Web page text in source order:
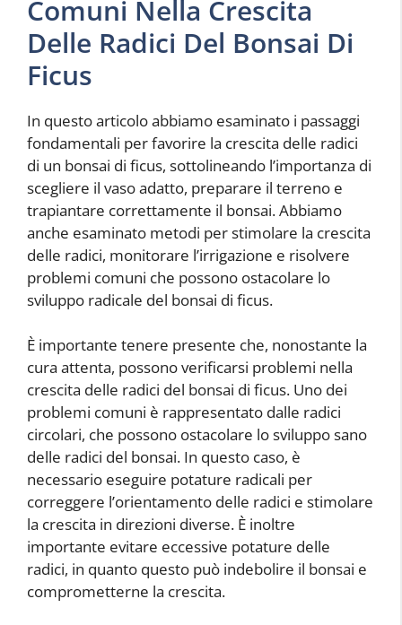
Comuni Nella Crescita
Delle Radici Del Bonsai Di
Ficus
In questo articolo abbiamo esaminato i passaggi
fondamentali per favorire la crescita delle radici
di un bonsai di ficus, sottolineando l’importanza di
scegliere il vaso adatto, preparare il terreno e
trapiantare correttamente il bonsai. Abbiamo
anche esaminato metodi per stimolare la crescita
delle radici, monitorare l’irrigazione e risolvere
problemi comuni che possono ostacolare lo
sviluppo radicale del bonsai di ficus.
È importante tenere presente che, nonostante la
cura attenta, possono verificarsi problemi nella
crescita delle radici del bonsai di ficus. Uno dei
problemi comuni è rappresentato dalle radici
circolari, che possono ostacolare lo sviluppo sano
delle radici del bonsai. In questo caso, è
necessario eseguire potature radicali per
correggere l’orientamento delle radici e stimolare
la crescita in direzioni diverse. È inoltre
importante evitare eccessive potature delle
radici, in quanto questo può indebolire il bonsai e
comprometterne la crescita.